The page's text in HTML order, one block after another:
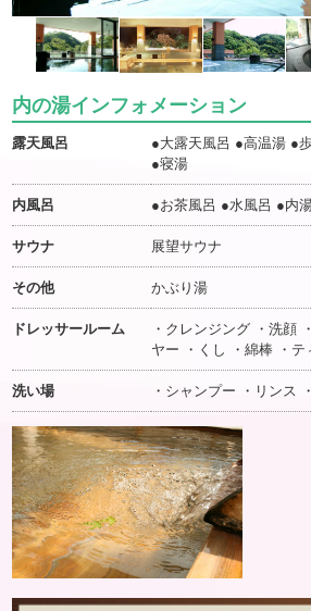
内の湯インフォメーション
露天風呂
●大露天風呂 ●高温湯 ●
●寝湯
内風呂 ●お茶風呂 ●水風呂 ●内
サウナ 展望サウナ
その他 かぶり湯
ドレッサールーム
・クレンジング ・洗顔
ヤー ・くし ・綿棒 ・テ
洗い場 ・シャンプー ・リンス